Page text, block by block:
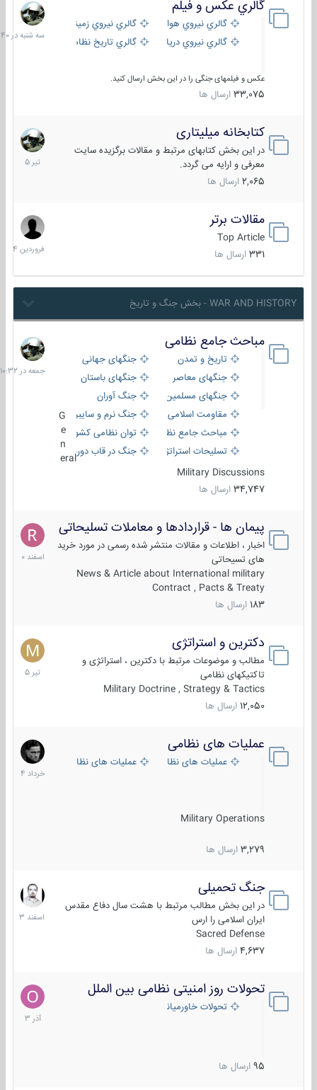
گالري عكس و فيلم
گالري نيروي هوايي
گالري نيروي زميني
گالري نيروي دريايي
گالري تاریخ نظامی
عکس و فیلمهای جنگی را در این بخش ارسال کنید.
33,075 ارسال ها
سه
شنبه
در
کتابخانه میلیتاری
در این بخش کتابهای مرتبط و مقالات برگزیده سایت
معرفی و ارایه می گردد.
2,065 ارسال ها
16
تیر
1405
مقالات برتر
Top Article
331 ارسال ها
29
فروردین
1404
WAR AND HISTORY - بخش جنگ و تاریخ
مباحث جامع نظامی
تاریخ و تمدن
جنگهای جهانی
جنگهای معاصر
جنگهای باستان
جنگهای مسلمین
جنگ آوران
مقاومت اسلامی
جنگ نرم و سایبری
مباحث جامع نظامی
توان نظامی کشورها
تسلیحات استراتژیک
جنگ در قاب دوربین
eral
Military Discussions
34,747 ارسال ها
جمعه
در
10:32
پیمان ها - قراردادها و معاملات تسلیحاتی
اخبار ، اطلاعات و مقالات منتشر شده رسمی در مورد خرید
های تسیحاتی
News & Article about International military
Contract , Pacts & Treaty
183 ارسال ها
7
اسفند
1400
دکترین و استراتژی
مطالب و موضوعات مرتبط با دکترین ، استراتژی و
تاکتیکهای نظامی
Military Doctrine , Strategy & Tactics
12,050 ارسال ها
27
تیر
1405
عملیات های نظامی
عملیات های نظامی ایرانعملیات های نظامی خارجی
Military Operations
3,279 ارسال ها
5
خرداد
1404
جنگ تحمیلی
در این بخش مطالب مرتبط با هشت سال دفاع مقدس
ایران اسلامی را ارس
Sacred Defense
4,637 ارسال ها
20
اسفند
1403
تحولات روز امنیتی نظامی بین الملل
تحولات خاورمیانه
95 ارسال ها
21
آذر
1403